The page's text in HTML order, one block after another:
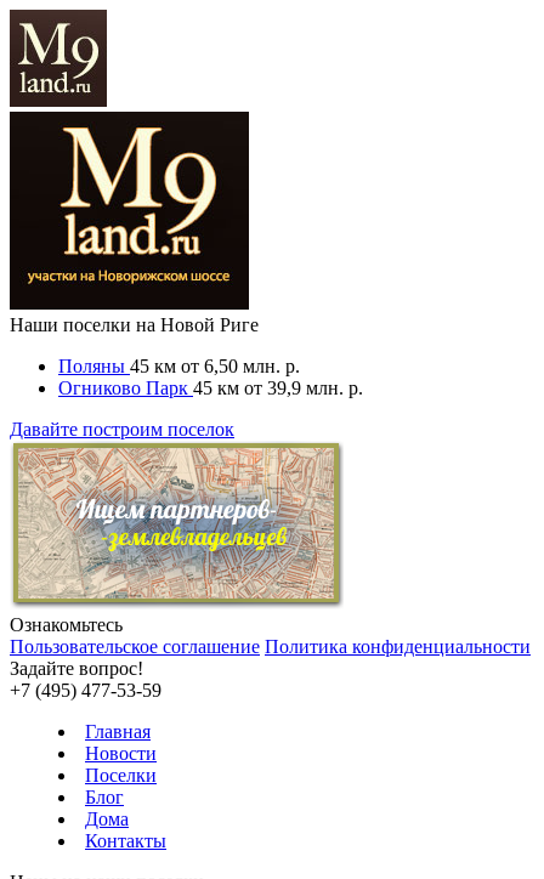
Наши поселки на Новой Риге
Поляны 45 км от 6,50 млн. р.
Огниково Парк 45 км от 39,9 млн. р.
Давайте построим поселок
Ознакомьтесь
Пользовательское соглашение Политика конфиденциальности
Задайте вопрос!
+7 (495) 477-53-59
Главная
Новости
Поселки
Блог
Дома
Контакты